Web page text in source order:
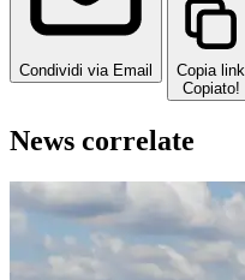
Condividi via Email
Copia link
Copiato!
News correlate